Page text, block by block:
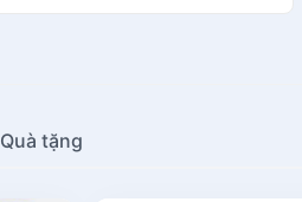
Quà tặng